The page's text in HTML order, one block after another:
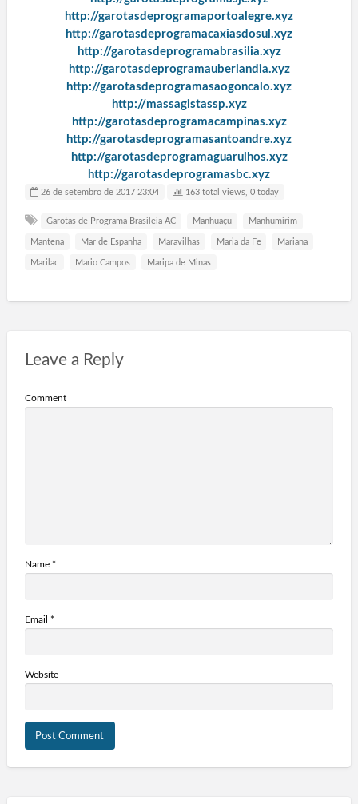
http://garotasdeprogramaportoalegre.xyz
http://garotasdeprogramacaxiasdosul.xyz
http://garotasdeprogramabrasilia.xyz
http://garotasdeprogramauberlandia.xyz
http://garotasdeprogramasaogoncalo.xyz
http://massagistassp.xyz
http://garotasdeprogramacampinas.xyz
http://garotasdeprogramasantoandre.xyz
http://garotasdeprogramaguarulhos.xyz
http://garotasdeprogramasbc.xyz
26 de setembro de 2017 23:04 163 total views, 0 today
Garotas de Programa Brasileia AC Manhuaçu Manhumirim
Mantena Mar de Espanha Maravilhas Maria da Fe Mariana
Marilac Mario Campos Maripa de Minas
Leave a Reply
Comment
Name *
Email *
Website